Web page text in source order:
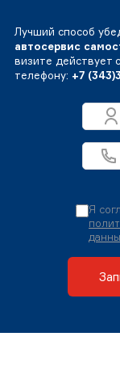
Лучший способ
автосервис
визите действует
телефону: +7
Я